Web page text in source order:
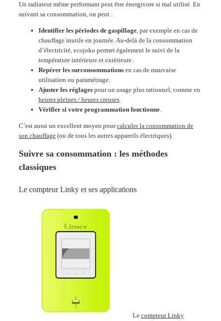
Un radiateur même performant peut être énergivore si mal utilisé. En
suivant sa consommation, on peut :
Identifier les périodes de gaspillage, par exemple en cas de
chauffage inutile en journée. Au-delà de la consommation
d’électricité, ecojoko permet également le suivi de la
température intérieure et extérieure.
Repérer les surconsommations en cas de mauvaise
utilisation ou paramétrage.
Ajuster les réglages pour un usage plus rationnel, comme en
heures pleines / heures creuses.
Vérifier si votre programmation fonctionne.
C’est aussi un excellent moyen pourcalculer la consommation de
son chauffage (ou de tous les autres appareils électriques).
Suivre sa consommation : les méthodes
classiques
Le compteur Linky et ses applications
Le compteur Linky